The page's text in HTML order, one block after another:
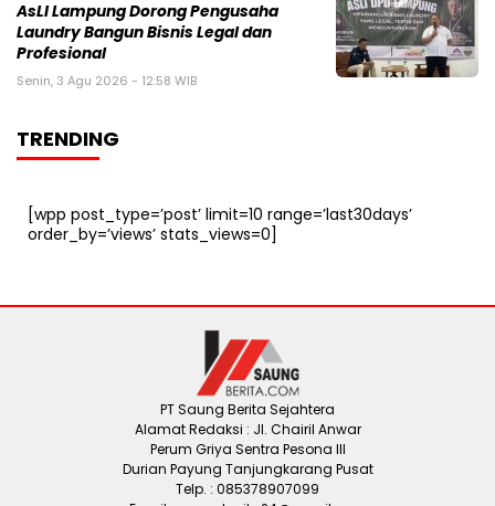
AsLI Lampung Dorong Pengusaha
Laundry Bangun Bisnis Legal dan
Profesional
Senin, 3 Agu 2026 - 12:58 WIB
TRENDING
[wpp post_type=’post’ limit=10 range=’last30days’
order_by=’views’ stats_views=0]
PT Saung Berita Sejahtera
Alamat Redaksi : Jl. Chairil Anwar
Perum Griya Sentra Pesona III
Durian Payung Tanjungkarang Pusat
Telp. : 085378907099